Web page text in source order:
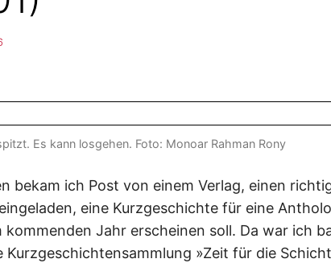
K
S
L
R
Es kann losgehen. Foto: Monoar Rahman Rony
bekam ich Post von einem Verlag, einen
eine Kurzgeschichte für eine
kommenden Jahr erscheinen soll. Da war ich
Kurzgeschichtensammlung »Zeit für die